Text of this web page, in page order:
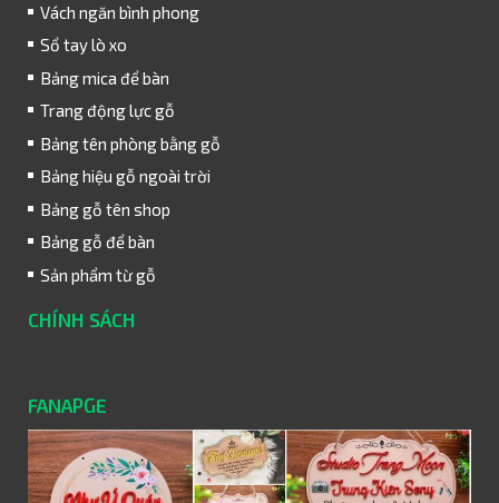
Vách ngăn bình phong
Sổ tay lò xo
Bảng mica để bàn
Trang động lực gỗ
Bảng tên phòng bằng gỗ
Bảng hiệu gỗ ngoài trời
Bảng gỗ tên shop
Bảng gỗ để bàn
Sản phẩm từ gỗ
CHÍNH SÁCH
FANAPGE